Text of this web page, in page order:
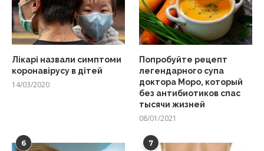
Лікарі назвали симптоми
коронавірусу в дітей
14/03/2020
Попробуйте рецепт
легендарного супа
доктора Моро, который
без антибиотиков спас
тысячи жизней
08/01/2021
6 7